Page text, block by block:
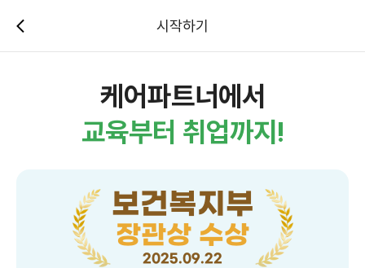
시작하기
케어파트너에서
교육부터 취업까지!
보건복지부
장관상 수상
2025.09.22